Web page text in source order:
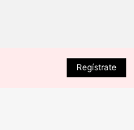
AÑADIR A LA BOLSARegístrate